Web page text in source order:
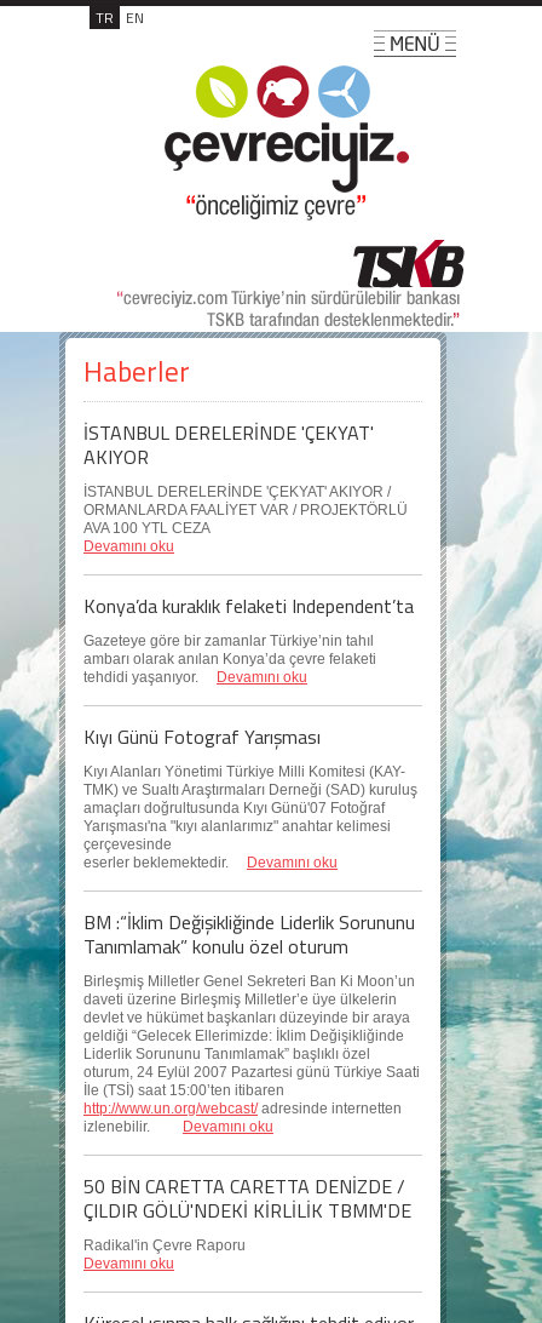
TR EN
Haberler
İSTANBUL DERELERİNDE 'ÇEKYAT'
AKIYOR
İSTANBUL DERELERİNDE 'ÇEKYAT' AKIYOR /
ORMANLARDA FAALİYET VAR / PROJEKTÖRLÜ
AVA 100 YTL CEZA
Devamını oku
Konya’da kuraklık felaketi Independent’ta
Gazeteye göre bir zamanlar Türkiye’nin tahıl
ambarı olarak anılan Konya’da çevre felaketi
tehdidi yaşanıyor.
Devamını oku
Kıyı Günü Fotograf Yarışması
Kıyı Alanları Yönetimi Türkiye Milli Komitesi (KAY-
TMK) ve Sualtı Araştırmaları Derneği (SAD) kuruluş
amaçları doğrultusunda Kıyı Günü'07 Fotoğraf
Yarışması'na "kıyı alanlarımız" anahtar kelimesi
çerçevesinde
eserler beklemektedir.
Devamını oku
BM :“İklim Değişikliğinde Liderlik Sorununu
Tanımlamak” konulu özel oturum
Birleşmiş Milletler Genel Sekreteri Ban Ki Moon’un
daveti üzerine Birleşmiş Milletler’e üye ülkelerin
devlet ve hükümet başkanları düzeyinde bir araya
geldiği “Gelecek Ellerimizde: İklim Değişikliğinde
Liderlik Sorununu Tanımlamak” başlıklı özel
oturum, 24 Eylül 2007 Pazartesi günü Türkiye Saati
İle (TSİ) saat 15:00’ten itibaren
http://www.un.org/webcast/adresinde internetten
izlenebilir.
Devamını oku
50 BİN CARETTA CARETTA DENİZDE /
ÇILDIR GÖLÜ'NDEKİ KİRLİLİK TBMM'DE
Radikal'in Çevre Raporu
Devamını oku